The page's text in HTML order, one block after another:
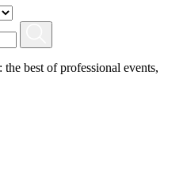
best of professional events,